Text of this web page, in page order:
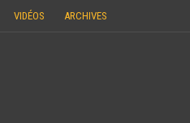
VIDÉOS ARCHIVES